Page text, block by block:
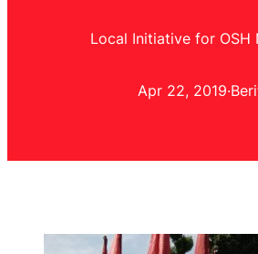
Local Initiative for OSH
Apr 22, 2019·